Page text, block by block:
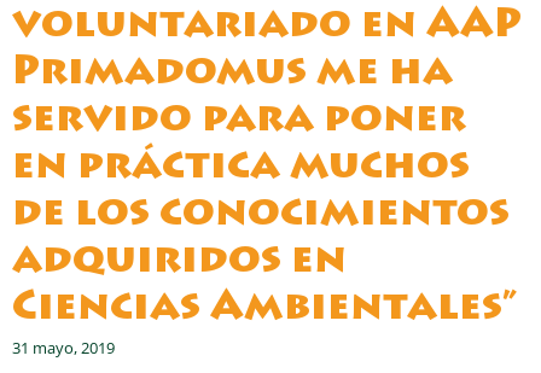
voluntariado en AAP
Primadomus me ha
servido para poner
en práctica muchos
de los conocimientos
adquiridos en
Ciencias Ambientales”
31 mayo, 2019